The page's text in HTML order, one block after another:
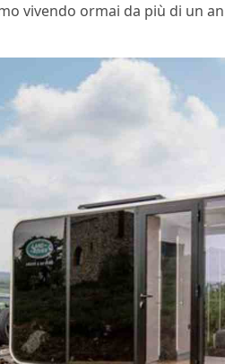
vivendo ormai da più di un